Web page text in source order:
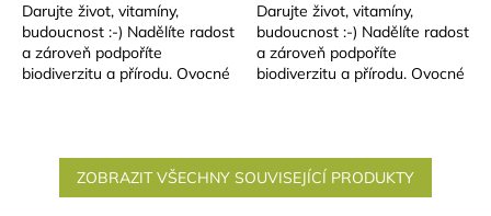
Darujte život, vitamíny,
budoucnost :-) Nadělíte radost
a zároveň podpoříte
biodiverzitu a přírodu. Ovocné
Darujte život, vitamíny,
budoucnost :-) Nadělíte radost
a zároveň podpoříte
biodiverzitu a přírodu. Ovocné
ZOBRAZIT VŠECHNY SOUVISEJÍCÍ PRODUKTY